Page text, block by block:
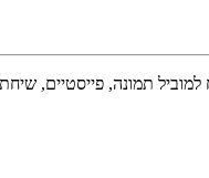
תמונה, פייסטיים,